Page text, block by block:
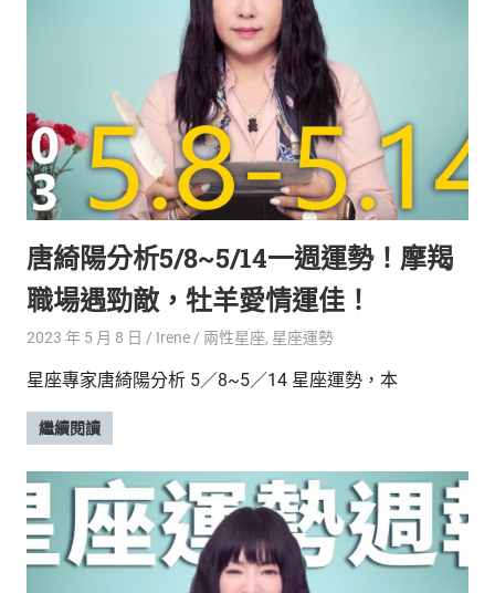
唐綺陽分析5/8~5/14一週運勢！摩羯
職場遇勁敵，牡羊愛情運佳！
2023 年 5 月 8 日 Irene 兩性星座, 星座運勢
星座專家唐綺陽分析 5／8~5／14 星座運勢，本
繼續閱讀